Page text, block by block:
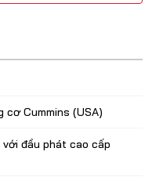
cơ Cummins (USA)
đầu phát cao cấp